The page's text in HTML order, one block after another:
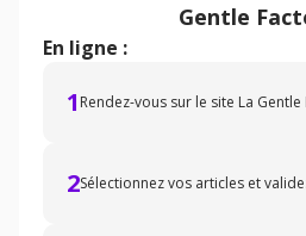
Gentle
En ligne :
1 Rendez-vous sur le site La
2Sélectionnez vos articles et